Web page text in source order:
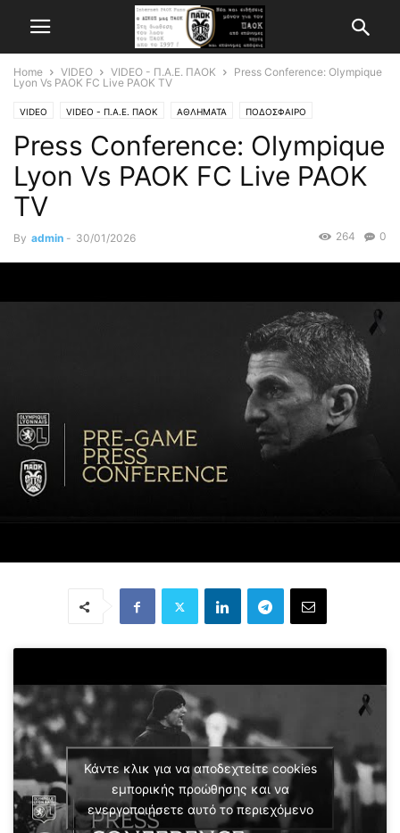
Home VIDEO VIDEO - Π.Α.Ε. ΠΑΟΚ
Press Conference: Olympique
Lyon Vs PAOK FC Live PAOK TV
VIDEO VIDEO - Π.Α.Ε. ΠΑΟΚ ΑΘΛΗΜΑΤΑ ΠΟΔΟΣΦΑΙΡΟ
Press Conference: Olympique
Lyon Vs PAOK FC Live PAOK
TV
By admin - 30/01/2026 0
264
Κάντε κλικ για να αποδεχτείτε cookies
εμπορικής προώθησης και να
ενεργοποιήσετε αυτό το περιεχόμενο